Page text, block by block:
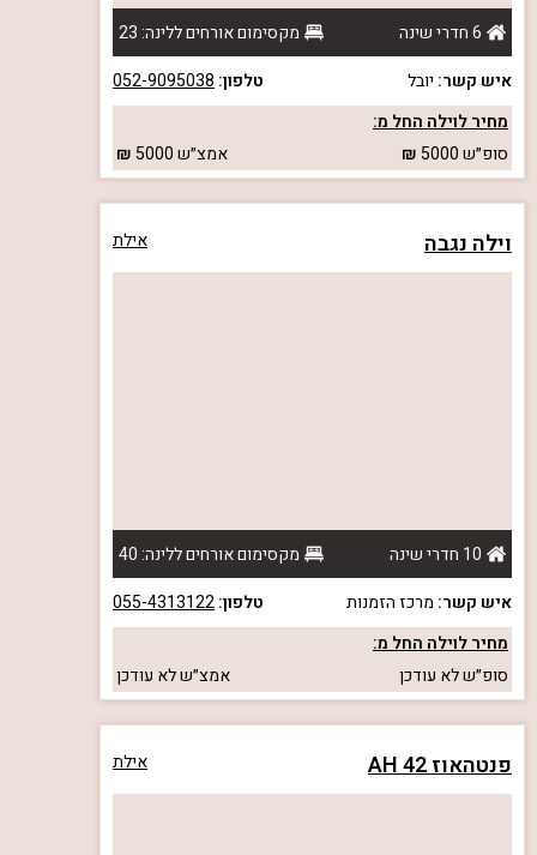
6 חדרי שינה
מקסימום אורחים ללינה: 23
איש קשר: יובל טלפון: 052-9095038
מחיר לוילה החל מ:
סופ״ש5000 אמצ״ש5000
וילה נגבה אילת
10 חדרי שינה
מקסימום אורחים ללינה: 40
איש קשר: מרכז הזמנות טלפון:055-4313122
מחיר לוילה החל מ:
סופ״שלא עודכן אמצ״שלא עודכן
פנטהאוז AH 42 אילת